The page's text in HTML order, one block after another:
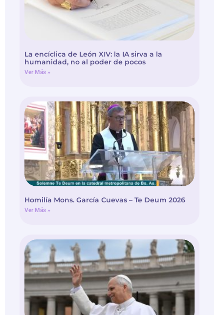
La encíclica de León XIV: la IA sirva a la
humanidad, no al poder de pocos
Ver Más »
Homilía Mons. García Cuevas – Te Deum 2026
Ver Más »